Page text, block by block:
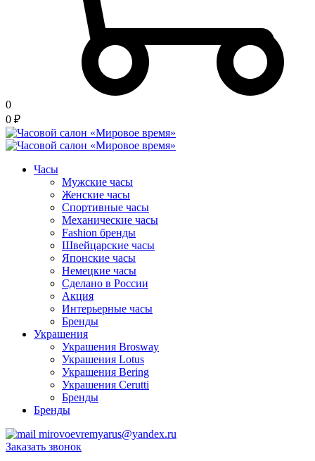
0
0 ₽
Часы
Мужские часы
Женские часы
Спортивные часы
Механические часы
Fashion бренды
Швейцарские часы
Японские часы
Немецкие часы
Сделано в России
Акция
Интерьерные часы
Бренды
Украшения
Украшения Brosway
Украшения Lotus
Украшения Bering
Украшения Cerutti
Бренды
Бренды
mirovoevremyarus@yandex.ru
Заказать звонок